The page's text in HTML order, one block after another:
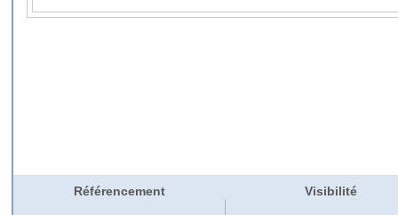
Référencement Visibilité